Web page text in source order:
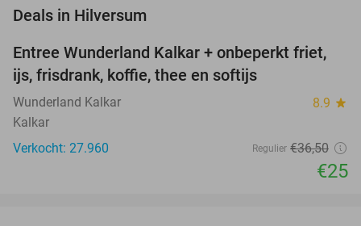
Deals in Hilversum
32%
Entree Wunderland Kalkar + onbeperkt friet,
ijs, frisdrank, koffie, thee en softijs
Wunderland Kalkar 8.9 star
Kalkar
Verkocht: 27.960
Regulier €36,50
€25